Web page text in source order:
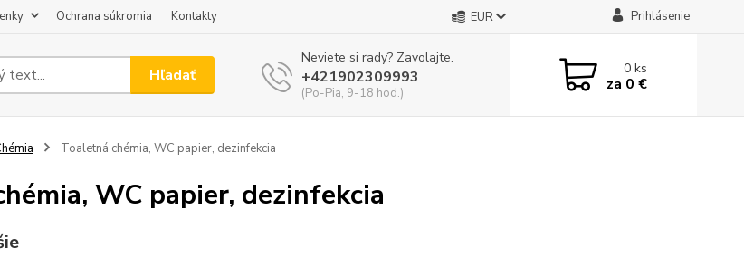
Ochrana súkromia Kontakty EUR Prihlásenie
Hľadať
Neviete si rady? Zavolajte.
+421902309993
(Po-Pia, 9-18 hod.)
0ks
za 0 €
Toaletná chémia, WC papier, dezinfekcia
WC papier, dezinfekcia